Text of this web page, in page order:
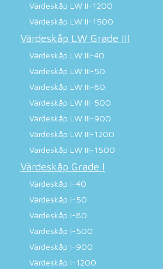
Värdeskåp LW II-1200
Värdeskåp LW II-1500
Värdeskåp LW Grade III
Värdeskåp LW III-40
Värdeskåp LW III-50
Värdeskåp LW III-80
Värdeskåp LW III-500
Värdeskåp LW III-900
Värdeskåp LW III-1200
Värdeskåp LW III-1500
Värdeskåp Grade I
Värdeskåp I-40
Värdeskåp I-50
Värdeskåp I-80
Värdeskåp I-500
Värdeskåp I-900
Värdeskåp I-1200